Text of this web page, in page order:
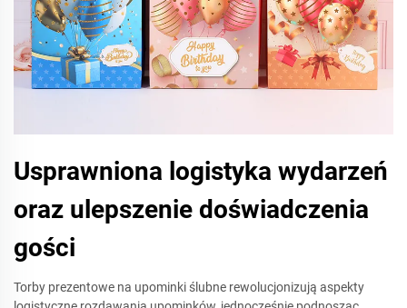
Usprawniona logistyka wydarzeń
oraz ulepszenie doświadczenia
gości
Torby prezentowe na upominki ślubne rewolucjonizują aspekty